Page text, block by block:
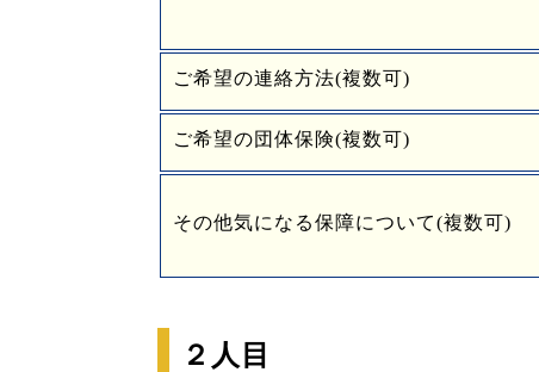
ご希望の連絡方法(複数可)
ご希望の団体保険(複数可)
その他気になる保障について(複数可)
２人目